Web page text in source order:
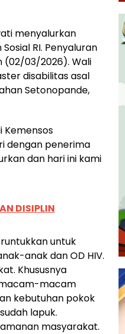
menyalurkan
RI. Penyaluran
(02/03/2026). Wali
disabilitas asal
Setonopande,
Kemensos
dengan penerima
dan hari ini kami
DISIPLIN
untuk
anak dan OD HIV.
Khususnya
macam
kebutuhan pokok
lapuk.
masyarakat.